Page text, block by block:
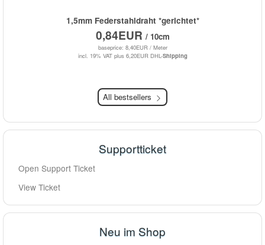
1,5mm Federstahldraht *gerichtet*
0,84EUR / 10cm
baseprice: 8,40EUR / Meter
incl. 19% VAT plus 6,20EUR DHL-Shipping
All bestsellers
Supportticket
Open Support Ticket
View Ticket
Neu im Shop